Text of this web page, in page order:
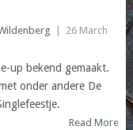
26 March
up bekend gemaakt.
onder andere De
Read More